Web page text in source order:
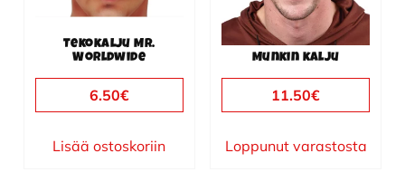
Tekokalju Mr.
Worldwide
6.50€
Lisää ostoskoriin
Munkin kalju
11.50€
Loppunut varastosta